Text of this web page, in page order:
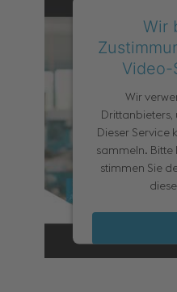
Wir
Video-
Wir
Dieser Service
sammeln. Bitte
stimmen Sie